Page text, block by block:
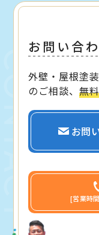
お問い合
外壁・屋根塗
のご相談、無
お問
[営業時